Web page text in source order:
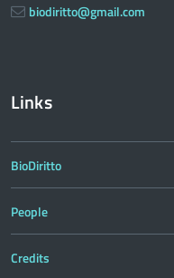
biodiritto@gmail.com
Links
BioDiritto
People
Credits